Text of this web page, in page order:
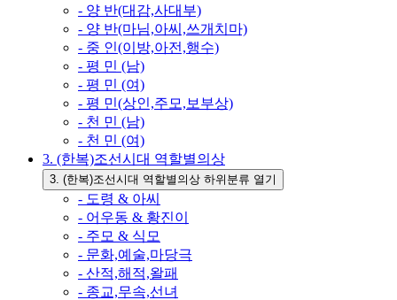
- 양 반(대감,사대부)
- 양 반(마님,아씨,쓰개치마)
- 중 인(이방,아전,행수)
- 평 민 (남)
- 평 민 (여)
- 평 민(상인,주모,보부상)
- 천 민 (남)
- 천 민 (여)
3. (한복)조선시대 역할별의상
3. (한복)조선시대 역할별의상 하위분류 열기
- 도령 & 아씨
- 어우동 & 황진이
- 주모 & 식모
- 문화,예술,마당극
- 산적,해적,왈패
- 종교,무속,선녀